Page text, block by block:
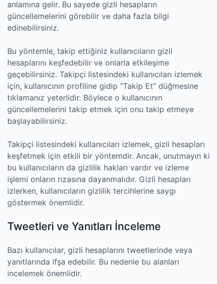
anlamına gelir. Bu sayede gizli hesapların
güncellemelerini görebilir ve daha fazla bilgi
edinebilirsiniz.
Bu yöntemle, takip ettiğiniz kullanıcıların gizli
hesaplarını keşfedebilir ve onlarla etkileşime
geçebilirsiniz. Takipçi listesindeki kullanıcıları izlemek
için, kullanıcının profiline gidip “Takip Et” düğmesine
tıklamanız yeterlidir. Böylece o kullanıcının
güncellemelerini takip etmek için onu takip etmeye
başlayabilirsiniz.
Takipçi listesindeki kullanıcıları izlemek, gizli hesapları
keşfetmek için etkili bir yöntemdir. Ancak, unutmayın ki
bu kullanıcıların da gizlilik hakları vardır ve izleme
işlemi onların rızasına dayanmalıdır. Gizli hesapları
izlerken, kullanıcıların gizlilik tercihlerine saygı
göstermek önemlidir.
Tweetleri ve Yanıtları İnceleme
Bazı kullanıcılar, gizli hesaplarını tweetlerinde veya
yanıtlarında ifşa edebilir. Bu nedenle bu alanları
incelemek önemlidir.